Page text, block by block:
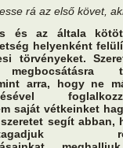
rá az első követ,
és az általa
helyenként
törvényeket.
arra, hogy ne
saját vétkeinket
segít abban,